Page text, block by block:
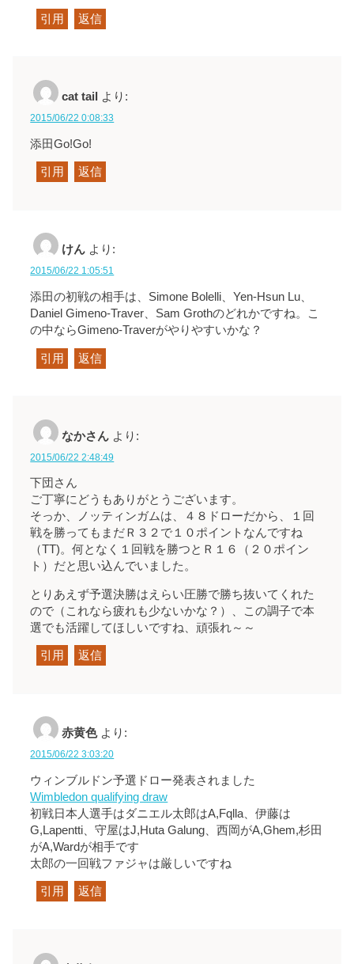
引用 返信
cat tail より:
2015/06/22 0:08:33
添田Go!Go!
引用 返信
けん より:
2015/06/22 1:05:51
添田の初戦の相手は、Simone Bolelli、Yen-Hsun Lu、
Daniel Gimeno-Traver、Sam Grothのどれかですね。こ
の中ならGimeno-Traverがやりやすいかな？
引用 返信
なかさん より:
2015/06/22 2:48:49
下団さん
ご丁寧にどうもありがとうございます。
そっか、ノッティンガムは、４８ドローだから、１回
戦を勝ってもまだＲ３２で１０ポイントなんですね
（TT)。何となく１回戦を勝つとＲ１６（２０ポイン
ト）だと思い込んでいました。
とりあえず予選決勝はえらい圧勝で勝ち抜いてくれた
ので（これなら疲れも少ないかな？）、この調子で本
選でも活躍してほしいですね、頑張れ～～
引用 返信
赤黄色 より:
2015/06/22 3:03:20
ウィンブルドン予選ドロー発表されました
Wimbledon qualifying draw
初戦日本人選手はダニエル太郎はA,Fqlla、伊藤は
G,Lapentti、守屋はJ,Huta Galung、西岡がA,Ghem,杉田
がA,Wardが相手です
太郎の一回戦ファジャは厳しいですね
引用 返信